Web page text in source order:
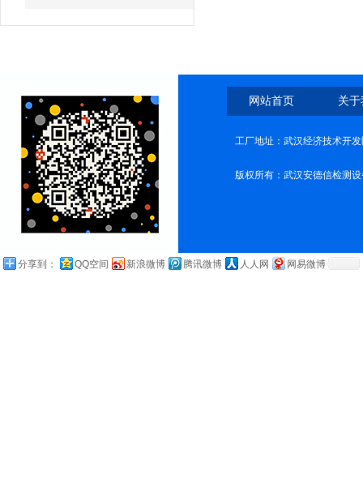
网站首页 关
工厂地址：武汉经济技术开
版权所有：武汉安德信检测
分享到： QQ空间 新浪微博 腾讯微博 人人网 网易微博